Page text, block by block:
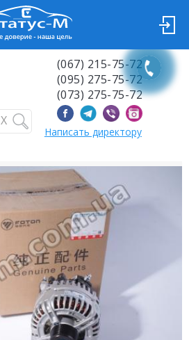
X
(067) 215-75-72
(095) 275-75-72
(073) 275-75-72
Написать директору